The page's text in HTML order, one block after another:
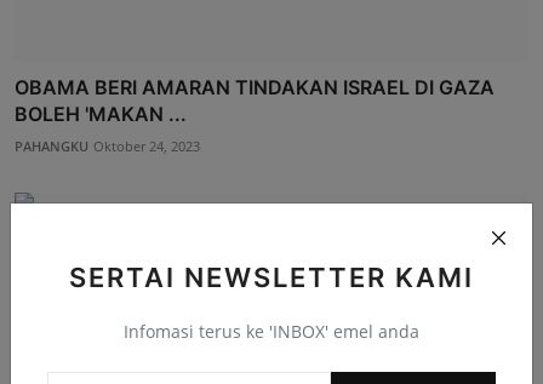
SERTAI NEWSLETTER KAMI
Infomasi terus ke 'INBOX' emel anda
OBAMA BERI AMARAN TINDAKAN ISRAEL DI GAZA
BOLEH 'MAKAN ...
PAHANGKU Oktober 24, 2023